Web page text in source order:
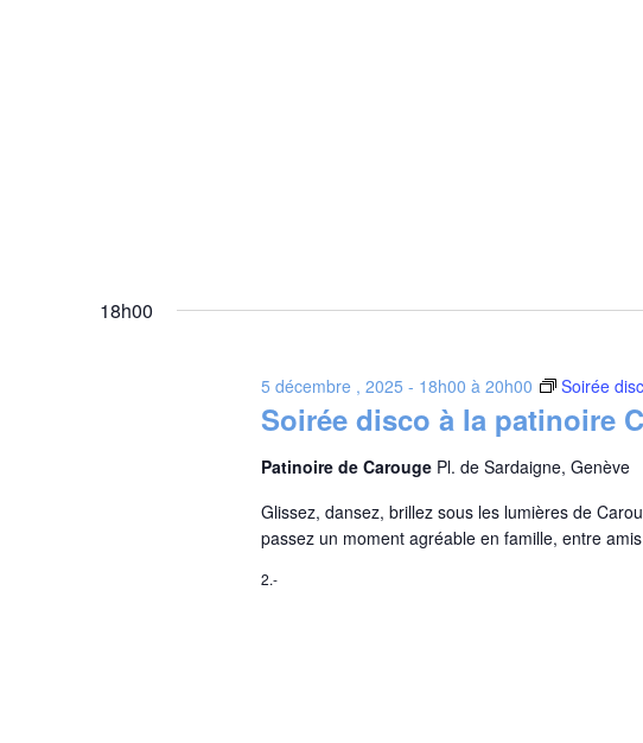
18h00
Soirée disco à la patinoire
5 décembre , 2025 - 18h00 à 20h00 Soirée
Patinoire de Carouge Pl. de Sardaigne, Genève
Glissez, dansez, brillez sous les lumières de
passez un moment agréable en famille, entre
2.-